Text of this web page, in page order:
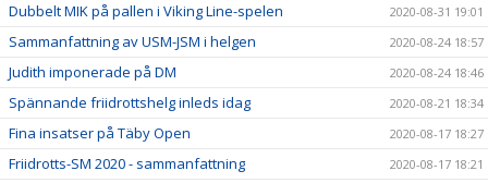
Dubbelt MIK på pallen i Viking Line-spelen 2020-08-31 19:01
Sammanfattning av USM-JSM i helgen 2020-08-24 18:57
Judith imponerade på DM 2020-08-24 18:46
Spännande friidrottshelg inleds idag 2020-08-21 18:34
Fina insatser på Täby Open 2020-08-17 18:27
Friidrotts-SM 2020 - sammanfattning 2020-08-17 18:21